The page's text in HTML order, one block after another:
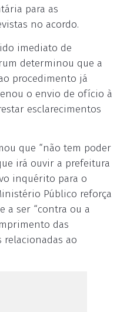
para as
no acordo.
imediato de
determinou que a
procedimento já
o envio de ofício à
esclarecimentos
que “não tem poder
irá ouvir a prefeitura
inquérito para o
Público reforça
a ser “contra ou a
das
relacionadas ao